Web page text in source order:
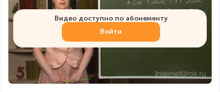
Видео доступно по абонементу
Войти